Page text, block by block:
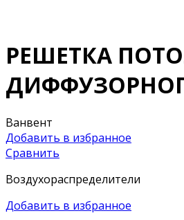
РЕШЕТКА
Ванвент
Добавить в избранное
Сравнить
Воздухораспределители
Добавить в избранное